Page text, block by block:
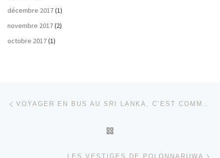
décembre 2017(1)
novembre 2017(2)
octobre 2017(1)
Parcourir les articles VOYAGER EN BUS AU SRI LANKA, C’EST COMMENT ?
LES VESTIGES DE POLONNARUWA